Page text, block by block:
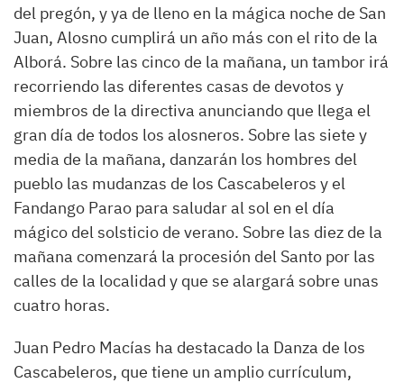
del pregón, y ya de lleno en la mágica noche de San
Juan, Alosno cumplirá un año más con el rito de la
Alborá. Sobre las cinco de la mañana, un tambor irá
recorriendo las diferentes casas de devotos y
miembros de la directiva anunciando que llega el
gran día de todos los alosneros. Sobre las siete y
media de la mañana, danzarán los hombres del
pueblo las mudanzas de los Cascabeleros y el
Fandango Parao para saludar al sol en el día
mágico del solsticio de verano. Sobre las diez de la
mañana comenzará la procesión del Santo por las
calles de la localidad y que se alargará sobre unas
cuatro horas.
Juan Pedro Macías ha destacado la Danza de los
Cascabeleros, que tiene un amplio currículum,